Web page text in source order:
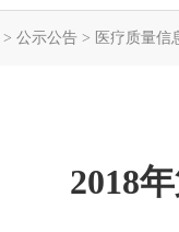
> 公示公告 > 医疗质量信
2018